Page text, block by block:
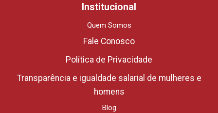
Institucional
Quem Somos
Fale Conosco
Política de Privacidade
Transparência e igualdade salarial de mulheres e
homens
Blog